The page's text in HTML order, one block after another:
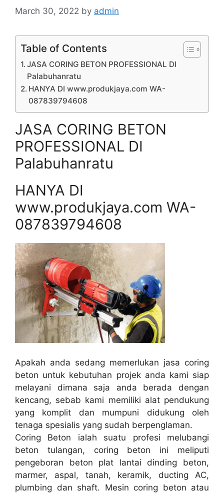
March 30, 2022 by admin
Table of Contents
JASA CORING BETON PROFESSIONAL DI
Palabuhanratu
HANYA DI www.produkjaya.com WA-
087839794608
JASA CORING BETON
PROFESSIONAL DI
Palabuhanratu
HANYA DI
www.produkjaya.com WA-
087839794608
Apakah anda sedang memerlukan jasa coring
beton untuk kebutuhan projek anda kami siap
melayani dimana saja anda berada dengan
kencang, sebab kami memiliki alat pendukung
yang komplit dan mumpuni didukung oleh
tenaga spesialis yang sudah berpenglaman.
Coring Beton ialah suatu profesi melubangi
beton tulangan, coring beton ini meliputi
pengeboran beton plat lantai dinding beton,
marmer, aspal, tanah, keramik, ducting AC,
plumbing dan shaft. Mesin coring beton atau